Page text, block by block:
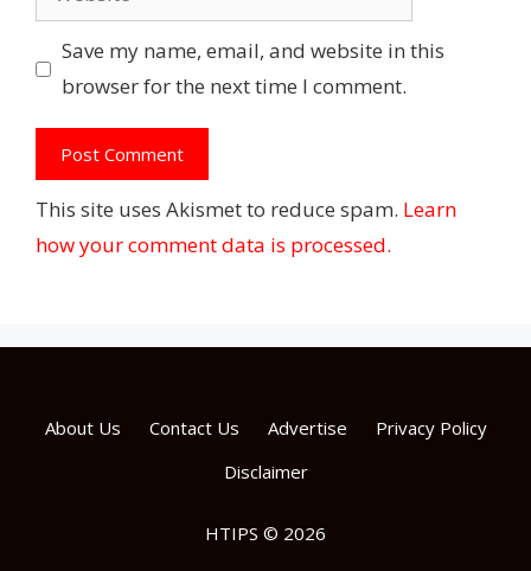
Save my name, email, and website in this
browser for the next time I comment.
This site uses Akismet to reduce spam. Learn
how your comment data is processed.
About Us Contact Us Advertise
Privacy Policy
Disclaimer
HTIPS © 2026